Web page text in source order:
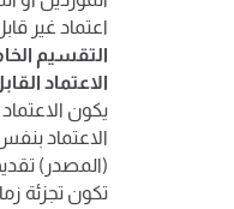
اعتماد غير
التقسيم
الاعتماد
يكون
الاعتماد
(المصدر)
تكون تجزئة